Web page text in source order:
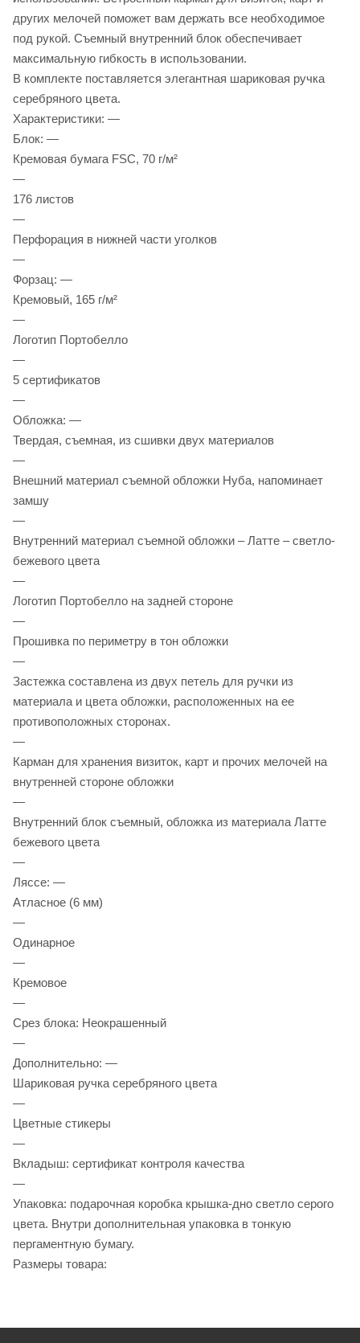
других мелочей поможет вам держать все необходимое
под рукой. Съемный внутренний блок обеспечивает
максимальную гибкость в использовании.
В комплекте поставляется элегантная шариковая ручка
серебряного цвета.
Характеристики: —
Блок: —
Кремовая бумага FSC, 70 г/м²
—
176 листов
—
Перфорация в нижней части уголков
—
Форзац: —
Кремовый, 165 г/м²
—
Логотип Портобелло
—
5 сертификатов
—
Обложка: —
Твердая, съемная, из сшивки двух материалов
—
Внешний материал съемной обложки Нуба, напоминает
замшу
—
Внутренний материал съемной обложки – Латте – светло-
бежевого цвета
—
Логотип Портобелло на задней стороне
—
Прошивка по периметру в тон обложки
—
Застежка составлена из двух петель для ручки из
материала и цвета обложки, расположенных на ее
противоположных сторонах.
—
Карман для хранения визиток, карт и прочих мелочей на
внутренней стороне обложки
—
Внутренний блок съемный, обложка из материала Латте
бежевого цвета
—
Ляссе: —
Атласное (6 мм)
—
Одинарное
—
Кремовое
—
Срез блока: Неокрашенный
—
Дополнительно: —
Шариковая ручка серебряного цвета
—
Цветные стикеры
—
Вкладыш: сертификат контроля качества
—
Упаковка: подарочная коробка крышка-дно светло серого
цвета. Внутри дополнительная упаковка в тонкую
пергаментную бумагу.
Размеры товара: